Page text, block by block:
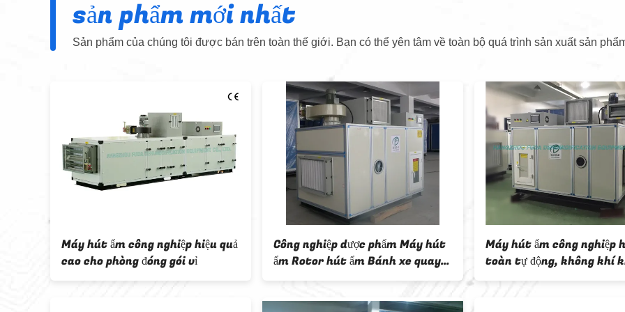
sản phẩm mới nhất
Sản phẩm của chúng tôi được bán trên toàn thế giới. Bạn có thể yên tâm về toàn bộ quá trình sản xuất sản
hoạt lại điện Máy hút ẩm
xe hút ẩm Công nghiệp Nhỏ
Máy hút ẩm không khí cảm ứng
hút ẩm lớn, làm lạnh và rôto
Máy hút ẩm công nghiệp kinh tế
cho ngành dược phẩm, Đơn vị
AHU